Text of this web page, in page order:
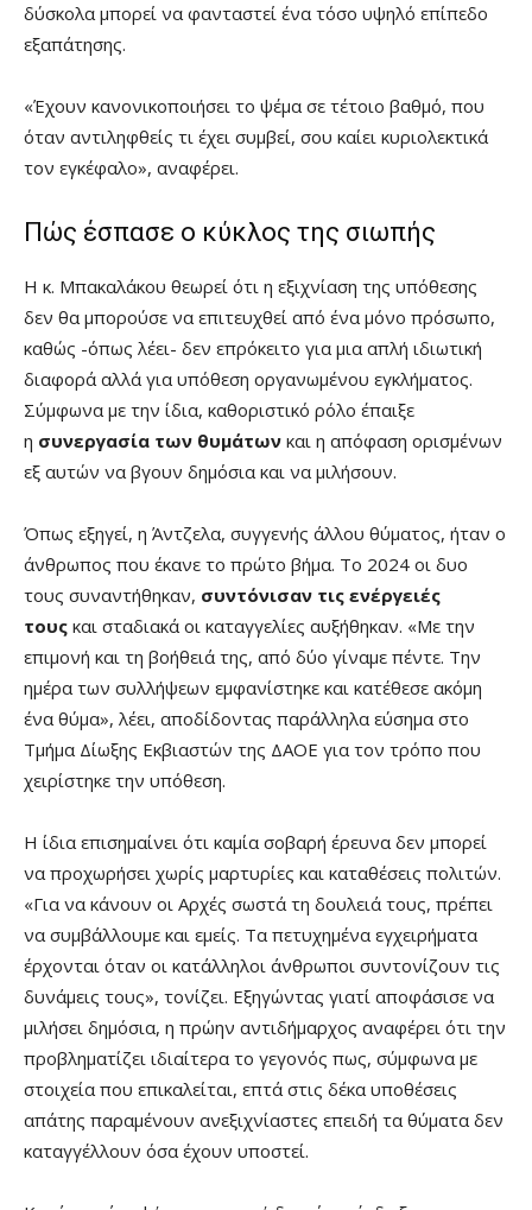
δύσκολα μπορεί να φανταστεί ένα τόσο υψηλό επίπεδο
εξαπάτησης.
«Έχουν κανονικοποιήσει το ψέμα σε τέτοιο βαθμό, που
όταν αντιληφθείς τι έχει συμβεί, σου καίει κυριολεκτικά
τον εγκέφαλο», αναφέρει.
Πώς έσπασε ο κύκλος της σιωπής
Η κ. Μπακαλάκου θεωρεί ότι η εξιχνίαση της υπόθεσης
δεν θα μπορούσε να επιτευχθεί από ένα μόνο πρόσωπο,
καθώς -όπως λέει- δεν επρόκειτο για μια απλή ιδιωτική
διαφορά αλλά για υπόθεση οργανωμένου εγκλήματος.
Σύμφωνα με την ίδια, καθοριστικό ρόλο έπαιξε
η συνεργασία των θυμάτων και η απόφαση ορισμένων
εξ αυτών να βγουν δημόσια και να μιλήσουν.
Όπως εξηγεί, η Άντζελα, συγγενής άλλου θύματος, ήταν ο
άνθρωπος που έκανε το πρώτο βήμα. Το 2024 οι δυο
τους συναντήθηκαν, συντόνισαν τις ενέργειές
τους και σταδιακά οι καταγγελίες αυξήθηκαν. «Με την
επιμονή και τη βοήθειά της, από δύο γίναμε πέντε. Την
ημέρα των συλλήψεων εμφανίστηκε και κατέθεσε ακόμη
ένα θύμα», λέει, αποδίδοντας παράλληλα εύσημα στο
Τμήμα Δίωξης Εκβιαστών της ΔΑΟΕ για τον τρόπο που
χειρίστηκε την υπόθεση.
Η ίδια επισημαίνει ότι καμία σοβαρή έρευνα δεν μπορεί
να προχωρήσει χωρίς μαρτυρίες και καταθέσεις πολιτών.
«Για να κάνουν οι Αρχές σωστά τη δουλειά τους, πρέπει
να συμβάλλουμε και εμείς. Τα πετυχημένα εγχειρήματα
έρχονται όταν οι κατάλληλοι άνθρωποι συντονίζουν τις
δυνάμεις τους», τονίζει. Εξηγώντας γιατί αποφάσισε να
μιλήσει δημόσια, η πρώην αντιδήμαρχος αναφέρει ότι την
προβληματίζει ιδιαίτερα το γεγονός πως, σύμφωνα με
στοιχεία που επικαλείται, επτά στις δέκα υποθέσεις
απάτης παραμένουν ανεξιχνίαστες επειδή τα θύματα δεν
καταγγέλλουν όσα έχουν υποστεί.